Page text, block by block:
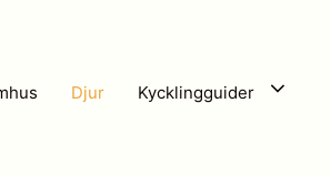
Djur Kycklingguider